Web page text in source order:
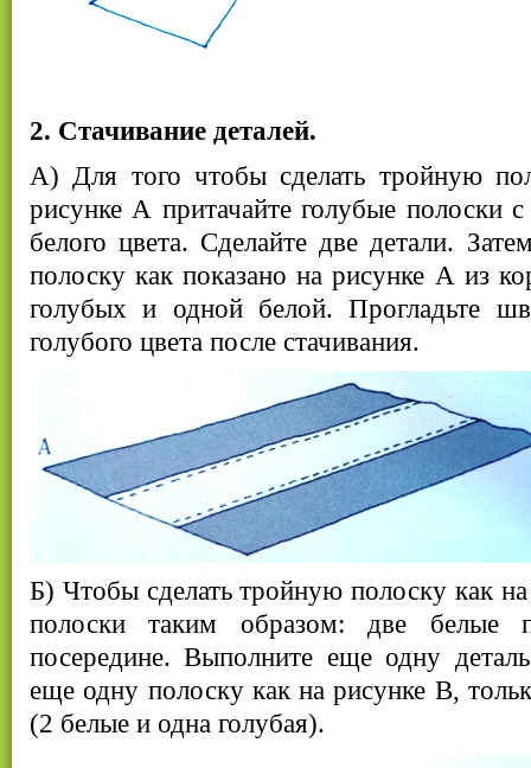
2. Стачивание деталей.
А) Для того чтобы сделать тройную
рисунке А притачайте голубые полоски
белого цвета. Сделайте две детали.
полоску как показано на рисунке А из
голубых и одной белой. Прогладьте
голубого цвета после стачивания.
Б) Чтобы сделать тройную полоску как
полоски таким образом: две белые
посередине. Выполните еще одну
еще одну полоску как на рисунке В,
(2 белые и одна голубая).